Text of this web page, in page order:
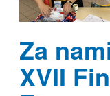
Za
XVII